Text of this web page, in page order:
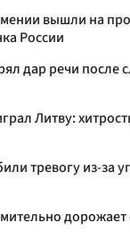
вышли на
России
дар речи после
Литву:
тревогу из-за
дорожает